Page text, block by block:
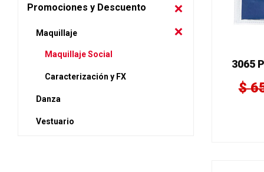
Promociones y Descuento
Maquillaje
Maquillaje Social
Caracterización y FX
Danza
Vestuario
3065
$